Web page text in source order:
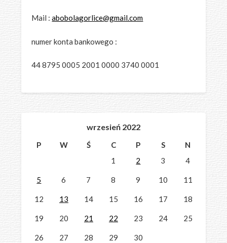
Mail :abobolagorlice@gmail.com
numer konta bankowego :
44 8795 0005 2001 0000 3740 0001
wrzesień 2022
P W Ś C P S
N
1
2 3 4
5 6 7 8 9 10 11
12 13 14 15 16 17 18
19 20 21 22 23 24 25
26 27 28 29 30